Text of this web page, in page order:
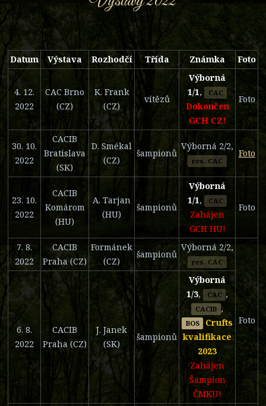
Datum Výstava Rozhodčí Třída Známka Foto
4. 12.
2022
CAC Brno
(CZ)
K. Frank
(CZ)
vítězů
Výborná
1/1, CAC
Dokončen
GCH CZ!
Foto
30. 10.
2022
CACIB
Bratislava
(SK)
D. Smékal
(CZ)
šampionů
Výborná 2/2,
res. CAC
Foto
23. 10.
2022
CACIB
Komárom
(HU)
A. Tarjan
(HU)
šampionů
Výborná
1/1, CAC
Zahájen
GCH HU!
Foto
7. 8.
2022
CACIB
Praha (CZ)
Formánek
(CZ)
šampionů
Výborná 2/2,
res. CAC
Foto
6. 8.
2022
CACIB
Praha (CZ)
J. Janek
(SK)
šampionů
Výborná
1/3, CAC ,
CACIB ,
BOS
Crufts
kvalifikace
2023
Zahájen
Šampion
ČMKU!